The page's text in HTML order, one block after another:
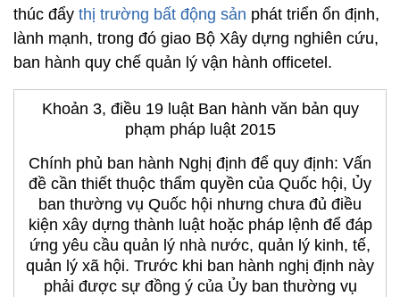
thúc đẩy thị trường bất động sản phát triển ổn định,
lành mạnh, trong đó giao Bộ Xây dựng nghiên cứu,
ban hành quy chế quản lý vận hành officetel.
Khoản 3, điều 19 luật Ban hành văn bản quy
phạm pháp luật 2015
Chính phủ ban hành Nghị định để quy định: Vấn
đề cần thiết thuộc thẩm quyền của Quốc hội, Ủy
ban thường vụ Quốc hội nhưng chưa đủ điều
kiện xây dựng thành luật hoặc pháp lệnh để đáp
ứng yêu cầu quản lý nhà nước, quản lý kinh, tế,
quản lý xã hội. Trước khi ban hành nghị định này
phải được sự đồng ý của Ủy ban thường vụ